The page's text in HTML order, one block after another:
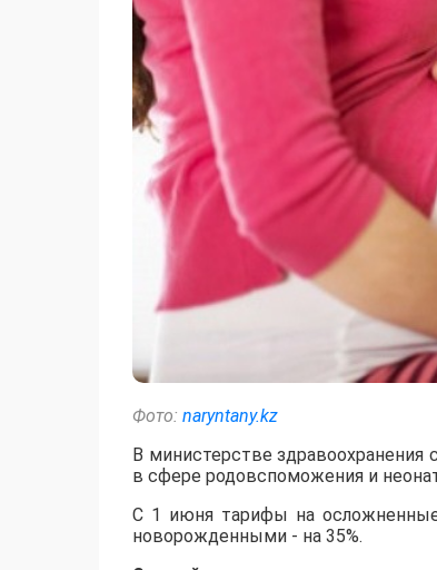
Фото: naryntany.kz
В министерстве здравоохранения
в сфере родовспоможения и
С 1 июня тарифы на осложненные
новорожденными - на 35%.